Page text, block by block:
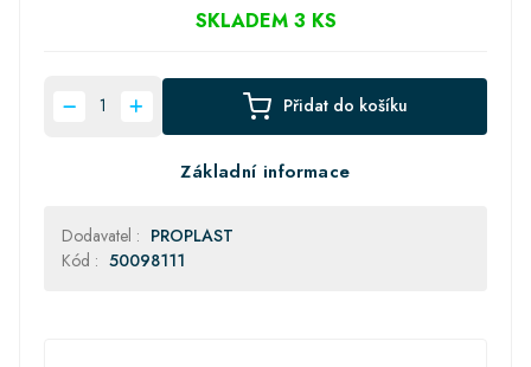
SKLADEM 3 KS
Přidat do košíku
Základní informace
Dodavatel : PROPLAST
Kód : 50098111